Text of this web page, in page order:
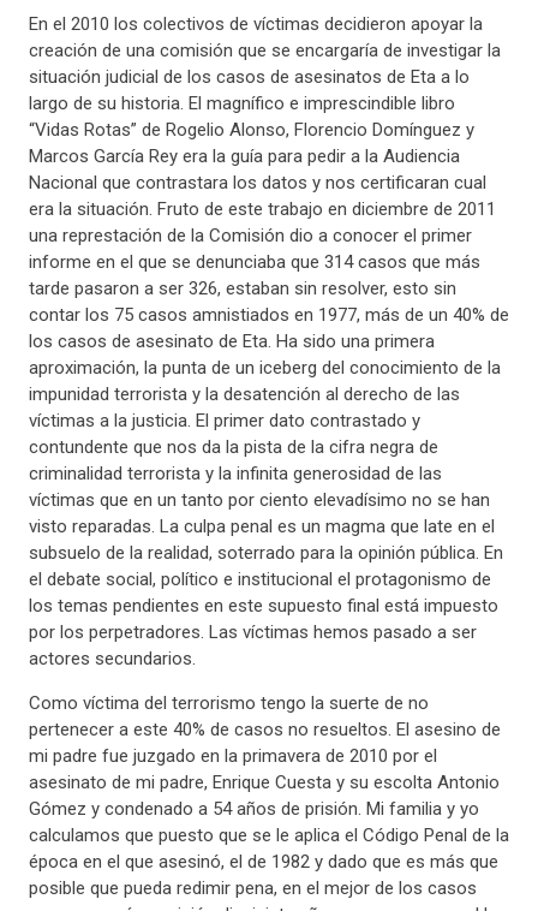
En el 2010 los colectivos de víctimas decidieron apoyar la
creación de una comisión que se encargaría de investigar la
situación judicial de los casos de asesinatos de Eta a lo
largo de su historia. El magnífico e imprescindible libro
“Vidas Rotas” de Rogelio Alonso, Florencio Domínguez y
Marcos García Rey era la guía para pedir a la Audiencia
Nacional que contrastara los datos y nos certificaran cual
era la situación. Fruto de este trabajo en diciembre de 2011
una represtación de la Comisión dio a conocer el primer
informe en el que se denunciaba que 314 casos que más
tarde pasaron a ser 326, estaban sin resolver, esto sin
contar los 75 casos amnistiados en 1977, más de un 40% de
los casos de asesinato de Eta. Ha sido una primera
aproximación, la punta de un iceberg del conocimiento de la
impunidad terrorista y la desatención al derecho de las
víctimas a la justicia. El primer dato contrastado y
contundente que nos da la pista de la cifra negra de
criminalidad terrorista y la infinita generosidad de las
víctimas que en un tanto por ciento elevadísimo no se han
visto reparadas. La culpa penal es un magma que late en el
subsuelo de la realidad, soterrado para la opinión pública. En
el debate social, político e institucional el protagonismo de
los temas pendientes en este supuesto final está impuesto
por los perpetradores. Las víctimas hemos pasado a ser
actores secundarios.
Como víctima del terrorismo tengo la suerte de no
pertenecer a este 40% de casos no resueltos. El asesino de
mi padre fue juzgado en la primavera de 2010 por el
asesinato de mi padre, Enrique Cuesta y su escolta Antonio
Gómez y condenado a 54 años de prisión. Mi familia y yo
calculamos que puesto que se le aplica el Código Penal de la
época en el que asesinó, el de 1982 y dado que es más que
posible que pueda redimir pena, en el mejor de los casos